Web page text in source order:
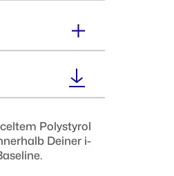
Polystyrol
Deiner i-